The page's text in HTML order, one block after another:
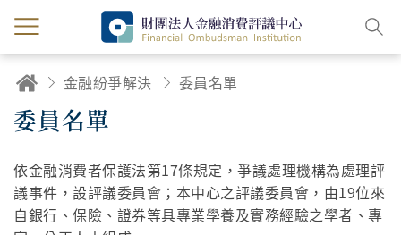
金融紛爭解決 委員名單
委員名單
依金融消費者保護法第17條規定，爭議處理機構為處理評
議事件，設評議委員會；本中心之評議委員會，由19位來
自銀行、保險、證券等具專業學養及實務經驗之學者、專